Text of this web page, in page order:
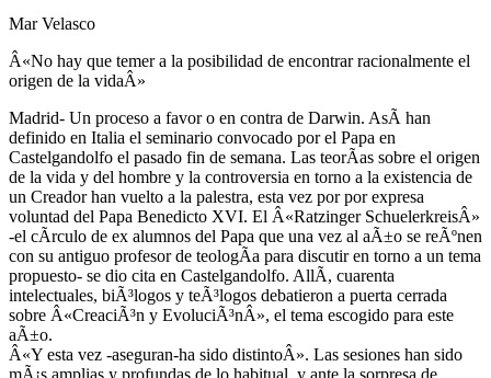
Mar Velasco
Â«No hay que temer a la posibilidad de encontrar racionalmente el
origen de la vidaÂ»
Madrid- Un proceso a favor o en contra de Darwin. AsÃ­ han
definido en Italia el seminario convocado por el Papa en
Castelgandolfo el pasado fin de semana. Las teorÃ­as sobre el origen
de la vida y del hombre y la controversia en torno a la existencia de
un Creador han vuelto a la palestra, esta vez por por expresa
voluntad del Papa Benedicto XVI. El Â«Ratzinger SchuelerkreisÂ»
-el cÃ­rculo de ex alumnos del Papa que una vez al aÃ±o se reÃºnen
con su antiguo profesor de teologÃ­a para discutir en torno a un tema
propuesto- se dio cita en Castelgandolfo. AllÃ­, cuarenta
intelectuales, biÃ³logos y teÃ³logos debatieron a puerta cerrada
sobre Â«CreaciÃ³n y EvoluciÃ³nÂ», el tema escogido para este
aÃ±o.
Â«Y esta vez -aseguran-ha sido distintoÂ». Las sesiones han sido
mÃ¡s amplias y profundas de lo habitual, y ante la sorpresa de